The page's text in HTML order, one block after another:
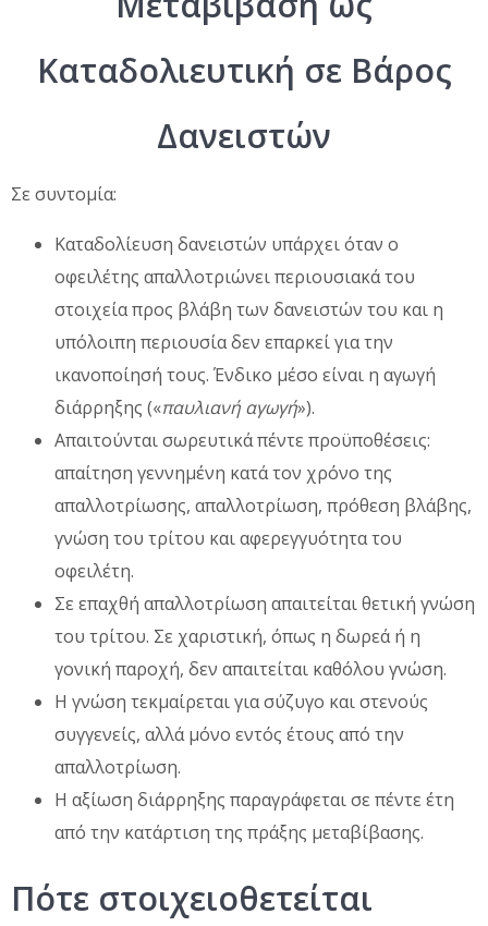
Καταδολιευτική σε Βάρος
Δανειστών
Σε συντομία:
Καταδολίευση δανειστών υπάρχει όταν ο
οφειλέτης απαλλοτριώνει περιουσιακά του
στοιχεία προς βλάβη των δανειστών του και η
υπόλοιπη περιουσία δεν επαρκεί για την
ικανοποίησή τους. Ένδικο μέσο είναι η αγωγή
διάρρηξης («παυλιανή αγωγή»).
Απαιτούνται σωρευτικά πέντε προϋποθέσεις:
απαίτηση γεννημένη κατά τον χρόνο της
απαλλοτρίωσης, απαλλοτρίωση, πρόθεση βλάβης,
γνώση του τρίτου και αφερεγγυότητα του
οφειλέτη.
Σε επαχθή απαλλοτρίωση απαιτείται θετική γνώση
του τρίτου. Σε χαριστική, όπως η δωρεά ή η
γονική παροχή, δεν απαιτείται καθόλου γνώση.
Η γνώση τεκμαίρεται για σύζυγο και στενούς
συγγενείς, αλλά μόνο εντός έτους από την
απαλλοτρίωση.
Η αξίωση διάρρηξης παραγράφεται σε πέντε έτη
από την κατάρτιση της πράξης μεταβίβασης.
Πότε στοιχειοθετείται